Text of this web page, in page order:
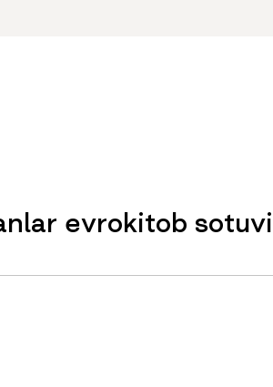
evrokitob sotuvi